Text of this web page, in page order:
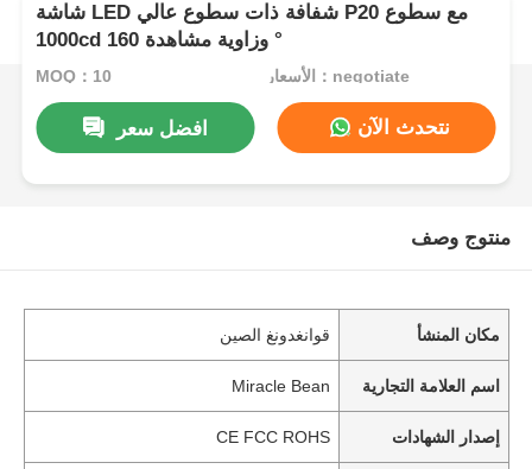
شاشة LED شفافة ذات سطوع عالي P20 مع سطوع
1000cd وزاوية مشاهدة 160 °
MOQ：10 الأسعار：negotiate
افضل سعر نتحدث الآن
منتوج وصف
مكان المنشأ قوانغدونغ الصين
اسم العلامة التجارية Miracle Bean
إصدار الشهادات CE FCC ROHS